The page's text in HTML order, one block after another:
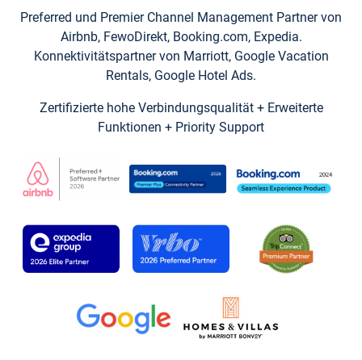
Preferred und Premier Channel Management Partner von
Airbnb, FewoDirekt, Booking.com, Expedia.
Konnektivitätspartner von Marriott, Google Vacation
Rentals, Google Hotel Ads.
Zertifizierte hohe Verbindungsqualität + Erweiterte
Funktionen + Priority Support